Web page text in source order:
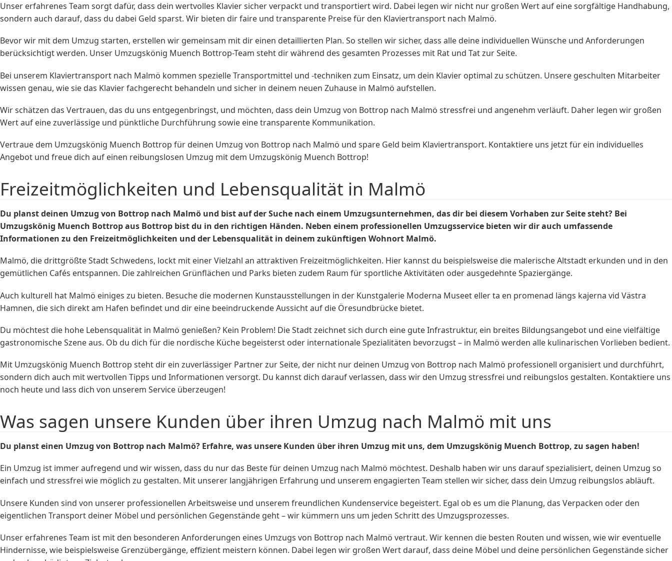
Unser erfahrenes Team sorgt dafür, dass dein wertvolles Klavier sicher verpackt und transportiert wird. Dabei legen wir nicht nur großen Wert auf eine sorgfältige Handhabung,
sondern auch darauf, dass du dabei Geld sparst. Wir bieten dir faire und transparente Preise für den Klaviertransport nach Malmö.
Bevor wir mit dem Umzug starten, erstellen wir gemeinsam mit dir einen detaillierten Plan. So stellen wir sicher, dass alle deine individuellen Wünsche und Anforderungen
berücksichtigt werden. Unser Umzugskönig Muench Bottrop-Team steht dir während des gesamten Prozesses mit Rat und Tat zur Seite.
Bei unserem Klaviertransport nach Malmö kommen spezielle Transportmittel und -techniken zum Einsatz, um dein Klavier optimal zu schützen. Unsere geschulten Mitarbeiter
wissen genau, wie sie das Klavier fachgerecht behandeln und sicher in deinem neuen Zuhause in Malmö aufstellen.
Wir schätzen das Vertrauen, das du uns entgegenbringst, und möchten, dass dein Umzug von Bottrop nach Malmö stressfrei und angenehm verläuft. Daher legen wir großen
Wert auf eine zuverlässige und pünktliche Durchführung sowie eine transparente Kommunikation.
Vertraue dem Umzugskönig Muench Bottrop für deinen Umzug von Bottrop nach Malmö und spare Geld beim Klaviertransport. Kontaktiere uns jetzt für ein individuelles
Angebot und freue dich auf einen reibungslosen Umzug mit dem Umzugskönig Muench Bottrop!
Freizeitmöglichkeiten und Lebensqualität in Malmö
Du planst deinen Umzug von Bottrop nach Malmö und bist auf der Suche nach einem Umzugsunternehmen, das dir bei diesem Vorhaben zur Seite steht? Bei
Umzugskönig Muench Bottrop aus Bottrop bist du in den richtigen Händen. Neben einem professionellen Umzugsservice bieten wir dir auch umfassende
Informationen zu den Freizeitmöglichkeiten und der Lebensqualität in deinem zukünftigen Wohnort Malmö.
Malmö, die drittgrößte Stadt Schwedens, lockt mit einer Vielzahl an attraktiven Freizeitmöglichkeiten. Hier kannst du beispielsweise die malerische Altstadt erkunden und in den
gemütlichen Cafés entspannen. Die zahlreichen Grünflächen und Parks bieten zudem Raum für sportliche Aktivitäten oder ausgedehnte Spaziergänge.
Auch kulturell hat Malmö einiges zu bieten. Besuche die modernen Kunstausstellungen in der Kunstgalerie Moderna Museet eller ta en promenad längs kajerna vid Västra
Hamnen, die sich direkt am Hafen befindet und dir eine beeindruckende Aussicht auf die Öresundbrücke bietet.
Du möchtest die hohe Lebensqualität in Malmö genießen? Kein Problem! Die Stadt zeichnet sich durch eine gute Infrastruktur, ein breites Bildungsangebot und eine vielfältige
gastronomische Szene aus. Ob du dich für die nordische Küche begeisterst oder internationale Spezialitäten bevorzugst – in Malmö werden alle kulinarischen Vorlieben bedient.
Mit Umzugskönig Muench Bottrop steht dir ein zuverlässiger Partner zur Seite, der nicht nur deinen Umzug von Bottrop nach Malmö professionell organisiert und durchführt,
sondern dich auch mit wertvollen Tipps und Informationen versorgt. Du kannst dich darauf verlassen, dass wir den Umzug stressfrei und reibungslos gestalten. Kontaktiere uns
noch heute und lass dich von unserem Service überzeugen!
Was sagen unsere Kunden über ihren Umzug nach Malmö mit uns
Du planst einen Umzug von Bottrop nach Malmö? Erfahre, was unsere Kunden über ihren Umzug mit uns, dem Umzugskönig Muench Bottrop, zu sagen haben!
Ein Umzug ist immer aufregend und wir wissen, dass du nur das Beste für deinen Umzug nach Malmö möchtest. Deshalb haben wir uns darauf spezialisiert, deinen Umzug so
einfach und stressfrei wie möglich zu gestalten. Mit unserer langjährigen Erfahrung und unserem engagierten Team stellen wir sicher, dass dein Umzug reibungslos abläuft.
Unsere Kunden sind von unserer professionellen Arbeitsweise und unserem freundlichen Kundenservice begeistert. Egal ob es um die Planung, das Verpacken oder den
eigentlichen Transport deiner Möbel und persönlichen Gegenstände geht – wir kümmern uns um jeden Schritt des Umzugsprozesses.
Unser erfahrenes Team ist mit den besonderen Anforderungen eines Umzugs von Bottrop nach Malmö vertraut. Wir kennen die besten Routen und wissen, wie wir eventuelle
Hindernisse, wie beispielsweise Grenzübergänge, effizient meistern können. Dabei legen wir großen Wert darauf, dass deine Möbel und deine persönlichen Gegenstände sicher